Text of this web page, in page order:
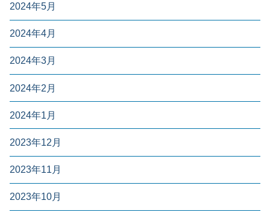
2024年5月
2024年4月
2024年3月
2024年2月
2024年1月
2023年12月
2023年11月
2023年10月